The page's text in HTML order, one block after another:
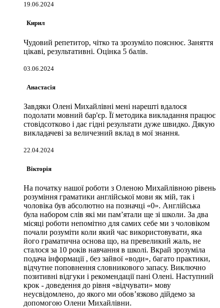
19.06.2024
Кирил
Чудовий репетитор, чітко та зрозуміло пояснює. Заняття
цікаві, результативні. Оцінка 5 балів.
03.06.2024
Анастасія
Завдяки Олені Михайлівні мені нарешті вдалося
подолати мовний бар'єр. Її методика викладання працює
стовідсотково і дає гідні результати дуже швидко. Дякую
викладачеві за величезний вклад в мої знання.
22.04.2024
Вікторія
На початку нашої роботи з Оленою Михайлівною рівень
розуміння граматики англійської мови як мій, так і
чоловіка був абсолютно на позначці «0». Англійська
була набором слів які ми памʼятали ще зі школи. За два
місяці роботи непомітно для самих себе ми з чоловіком
почали розуміти коли який час використовувати, яка
його граматична основа що, на превеликий жаль, не
сталося за 10 років навчання в школі. Вкрай зрозуміла
подача інформації , без зайвої «води», багато практики,
відчутне поповнення словникового запасу. Виключно
позитивні відгуки і рекомендації пані Олені. Наступний
крок - доведення до рівня «відчувати» мову
неусвідомлено, до якого ми обовʼязково дійдемо за
допомогою Олени Михайлівни.